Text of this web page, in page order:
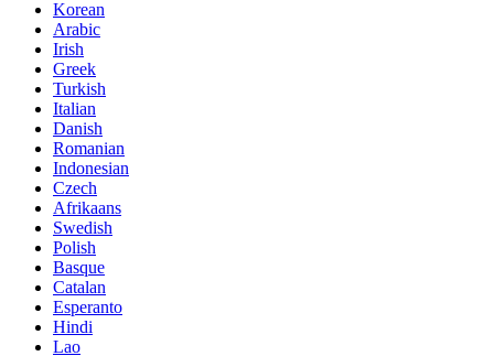
Korean
Arabic
Irish
Greek
Turkish
Italian
Danish
Romanian
Indonesian
Czech
Afrikaans
Swedish
Polish
Basque
Catalan
Esperanto
Hindi
Lao